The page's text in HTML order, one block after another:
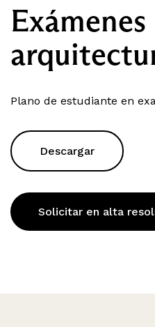
Exámenes
Plano de estudiante en
Descargar
Solicitar en alta